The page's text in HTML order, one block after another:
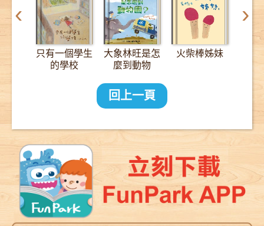
‹ ›
只有一個學生
的學校
大象林旺是怎
麼到動物
2000公里的
長征
火柴棒姊妹
回上一頁